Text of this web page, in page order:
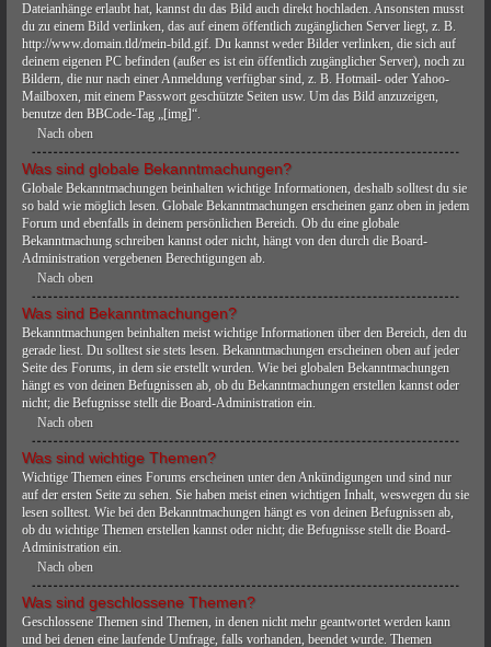
Dateianhänge erlaubt hat, kannst du das Bild auch direkt hochladen. Ansonsten musst
du zu einem Bild verlinken, das auf einem öffentlich zugänglichen Server liegt, z. B.
http://www.domain.tld/mein-bild.gif. Du kannst weder Bilder verlinken, die sich auf
deinem eigenen PC befinden (außer es ist ein öffentlich zugänglicher Server), noch zu
Bildern, die nur nach einer Anmeldung verfügbar sind, z. B. Hotmail- oder Yahoo-
Mailboxen, mit einem Passwort geschützte Seiten usw. Um das Bild anzuzeigen,
benutze den BBCode-Tag „[img]“.
Nach oben
Was sind globale Bekanntmachungen?
Globale Bekanntmachungen beinhalten wichtige Informationen, deshalb solltest du sie
so bald wie möglich lesen. Globale Bekanntmachungen erscheinen ganz oben in jedem
Forum und ebenfalls in deinem persönlichen Bereich. Ob du eine globale
Bekanntmachung schreiben kannst oder nicht, hängt von den durch die Board-
Administration vergebenen Berechtigungen ab.
Nach oben
Was sind Bekanntmachungen?
Bekanntmachungen beinhalten meist wichtige Informationen über den Bereich, den du
gerade liest. Du solltest sie stets lesen. Bekanntmachungen erscheinen oben auf jeder
Seite des Forums, in dem sie erstellt wurden. Wie bei globalen Bekanntmachungen
hängt es von deinen Befugnissen ab, ob du Bekanntmachungen erstellen kannst oder
nicht; die Befugnisse stellt die Board-Administration ein.
Nach oben
Was sind wichtige Themen?
Wichtige Themen eines Forums erscheinen unter den Ankündigungen und sind nur
auf der ersten Seite zu sehen. Sie haben meist einen wichtigen Inhalt, weswegen du sie
lesen solltest. Wie bei den Bekanntmachungen hängt es von deinen Befugnissen ab,
ob du wichtige Themen erstellen kannst oder nicht; die Befugnisse stellt die Board-
Administration ein.
Nach oben
Was sind geschlossene Themen?
Geschlossene Themen sind Themen, in denen nicht mehr geantwortet werden kann
und bei denen eine laufende Umfrage, falls vorhanden, beendet wurde. Themen